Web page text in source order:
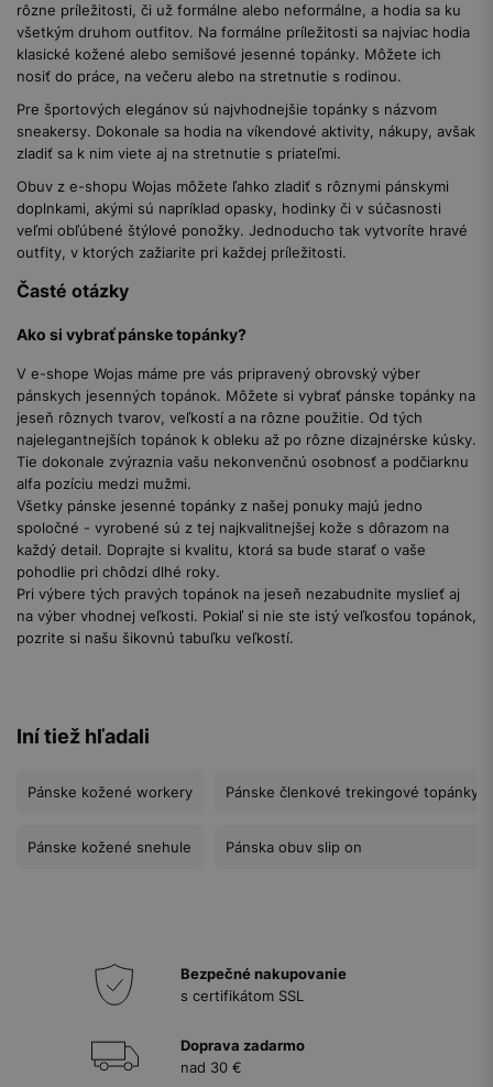
rôzne príležitosti, či už formálne alebo neformálne, a hodia sa ku
všetkým druhom outfitov. Na formálne príležitosti sa najviac hodia
klasické kožené alebo semišové jesenné topánky. Môžete ich
nosiť do práce, na večeru alebo na stretnutie s rodinou.
Pre športových elegánov sú najvhodnejšie topánky s názvom
sneakersy. Dokonale sa hodia na víkendové aktivity, nákupy, avšak
zladiť sa k nim viete aj na stretnutie s priateľmi.
Obuv z e-shopu Wojas môžete ľahko zladiť s rôznymi pánskymi
doplnkami, akými sú napríklad opasky, hodinky či v súčasnosti
veľmi obľúbené štýlové ponožky. Jednoducho tak vytvoríte hravé
outfity, v ktorých zažiarite pri každej príležitosti.
Časté otázky
Ako si vybrať pánske topánky?
V e-shope Wojas máme pre vás pripravený obrovský výber
pánskych jesenných topánok. Môžete si vybrať pánske topánky na
jeseň rôznych tvarov, veľkostí a na rôzne použitie. Od tých
najelegantnejších topánok k obleku až po rôzne dizajnérske kúsky.
Tie dokonale zvýraznia vašu nekonvenčnú osobnosť a podčiarknu
alfa pozíciu medzi mužmi.
Všetky pánske jesenné topánky z našej ponuky majú jedno
spoločné - vyrobené sú z tej najkvalitnejšej kože s dôrazom na
každý detail. Doprajte si kvalitu, ktorá sa bude starať o vaše
pohodlie pri chôdzi dlhé roky.
Pri výbere tých pravých topánok na jeseň nezabudnite myslieť aj
na výber vhodnej veľkosti. Pokiaľ si nie ste istý veľkosťou topánok,
pozrite si našu šikovnú tabuľku veľkostí.
Iní tiež hľadali
Pánske kožené workery
Pánske kožené snehule
Pánske členkové trekingové topánky
Pánska obuv slip on
Bezpečné nakupovanie
s certifikátom SSL
Doprava zadarmo
nad 30 €